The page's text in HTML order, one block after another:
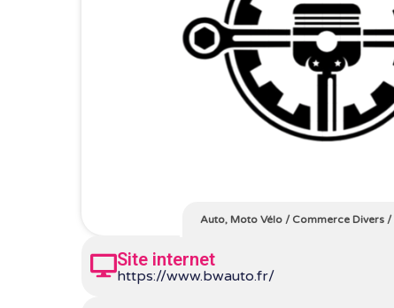
Auto, Moto Vélo/ Commerce Divers/
Site internet
https://www.bwauto.fr/